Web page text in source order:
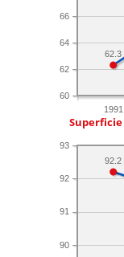
1991
60
62
64
66
62.3
90
91
92
93
92.2